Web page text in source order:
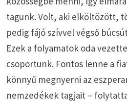
tagunk. Volt, aki elköltözött,
pedig fájó szívvel végső
Ezek a folyamatok oda
csoportunk. Fontos lenne a
könnyű megnyerni az
nemzedékek tagjait –